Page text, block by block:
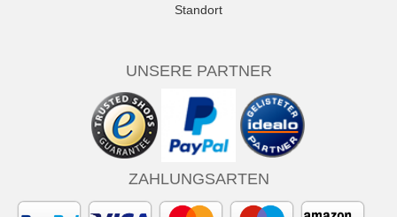
Standort
UNSERE PARTNER
ZAHLUNGSARTEN